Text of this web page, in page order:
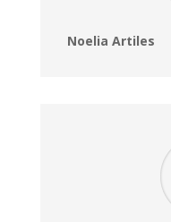
Noelia Artiles